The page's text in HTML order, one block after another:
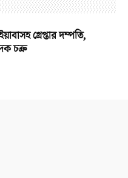
গ্রেপ্তার দম্পতি,
চক্র